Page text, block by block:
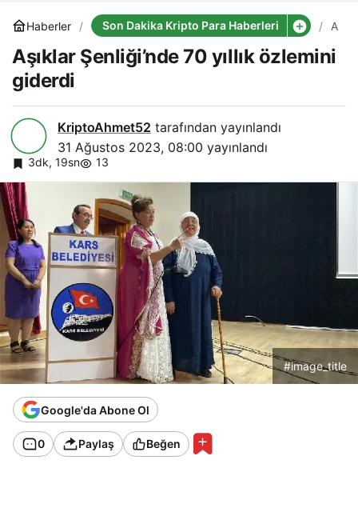
Haberler Son Dakika Kripto Para Haberleri
70
yıllık
Aşıklar Şenliği’nde 70 yıllık özlemini
giderdi
KriptoAhmet52 tarafından yayınlandı
31 Ağustos 2023, 08:00 yayınlandı
3dk, 19sn 13
#image_title
Google'da Abone Ol
0 Paylaş Beğen